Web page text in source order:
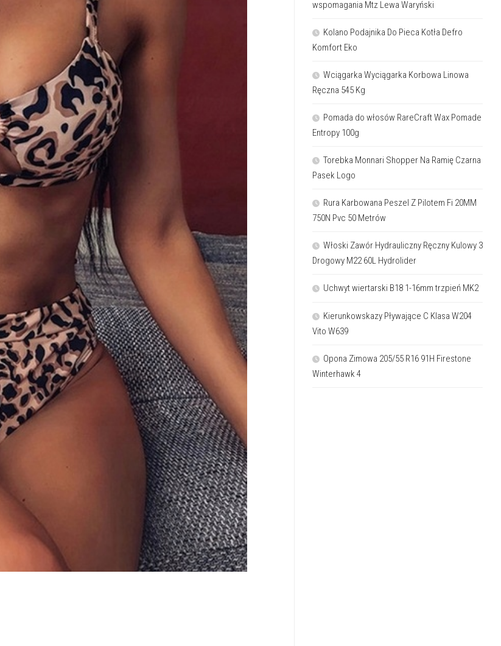
wspomagania Mtz Lewa Waryński
Kolano Podajnika Do Pieca Kotła Defro
Komfort Eko
Wciągarka Wyciągarka Korbowa Linowa
Ręczna 545 Kg
Pomada do włosów RareCraft Wax Pomade
Entropy 100g
Torebka Monnari Shopper Na Ramię Czarna
Pasek Logo
Rura Karbowana Peszel Z Pilotem Fi 20MM
750N Pvc 50 Metrów
Włoski Zawór Hydrauliczny Ręczny Kulowy 3
Drogowy M22 60L Hydrolider
Uchwyt wiertarski B18 1-16mm trzpień MK2
Kierunkowskazy Pływające C Klasa W204
Vito W639
Opona Zimowa 205/55 R16 91H Firestone
Winterhawk 4